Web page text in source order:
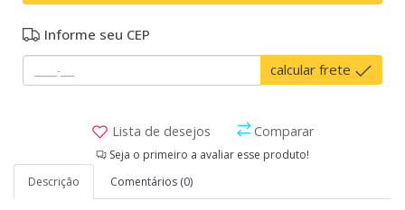
Informe seu CEP
calcular frete
Lista de desejos Comparar
Seja o primeiro a avaliar esse produto!
Descrição
Comentários (0)